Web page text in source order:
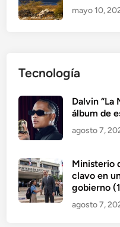
mayo 10,
Tecnología
Dalvin “La
álbum de
agosto 7,
Ministerio
clavo en
gobierno
agosto 7,